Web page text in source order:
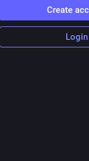
May 5, 2025
Create
Login